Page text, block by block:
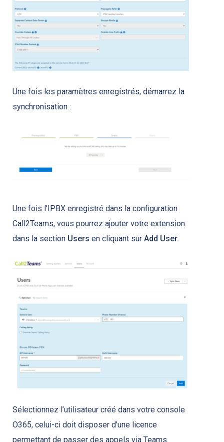
Une fois les paramètres enregistrés, démarrez la
synchronisation :
Une fois l’IPBX enregistré dans la configuration
Call2Teams, vous pourrez ajouter votre extension
dans la section Users en cliquant sur Add User.
Sélectionnez l’utilisateur créé dans votre console
O365, celui-ci doit disposer d’une licence
permettant de passer des appels via Teams.